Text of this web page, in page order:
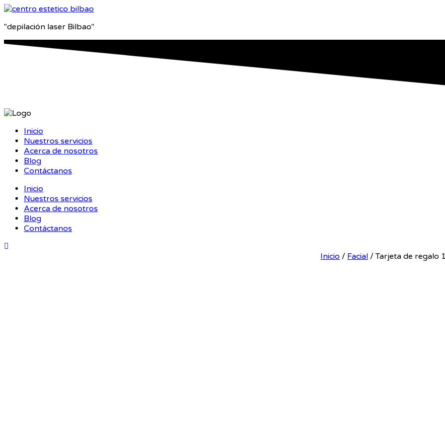
"depilación laser Bilbao"
Inicio
Nuestros servicios
Acerca de nosotros
Blog
Contáctanos
Inicio
Nuestros servicios
Acerca de nosotros
Blog
Contáctanos
Inicio / Facial / Tarjeta de regalo